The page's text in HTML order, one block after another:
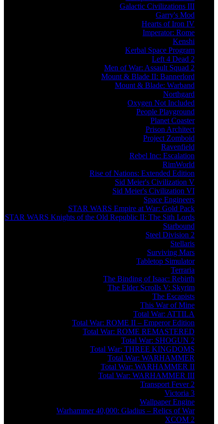
Galactic Civilizations III
Garry's Mod
Hearts of Iron IV
Imperator: Rome
Kenshi
Kerbal Space Program
Left 4 Dead 2
Men of War: Assault Squad 2
Mount & Blade II: Bannerlord
Mount & Blade: Warband
Northgard
Oxygen Not Included
People Playground
Planet Coaster
Prison Architect
Project Zomboid
Ravenfield
Rebel Inc: Escalation
RimWorld
Rise of Nations: Extended Edition
Sid Meier's Civilization V
Sid Meier's Civilization VI
Space Engineers
STAR WARS Empire at War: Gold Pack
STAR WARS Knights of the Old Republic II: The Sith Lords
Starbound
Steel Division 2
Stellaris
Surviving Mars
Tabletop Simulator
Terraria
The Binding of Isaac: Rebirth
The Elder Scrolls V: Skyrim
The Escapists
This War of Mine
Total War: ATTILA
Total War: ROME II – Emperor Edition
Total War: ROME REMASTERED
Total War: SHOGUN 2
Total War: THREE KINGDOMS
Total War: WARHAMMER
Total War: WARHAMMER II
Total War: WARHAMMER III
Transport Fever 2
Victoria 3
Wallpaper Engine
Warhammer 40,000: Gladius – Relics of War
XCOM 2